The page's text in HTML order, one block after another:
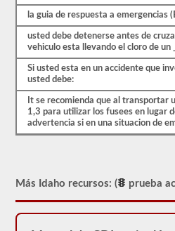
aprobación
HazMat.
Nuestra
prueba
se
utilizado
desde
1999
para
HazMat.
la guia de respuesta a emergencias
usted debe detenerse antes de
vehiculo esta llevando el cloro de un
Si usted esta en un accidente que
usted debe:
It se recomienda que al transportar
1,3 para utilizar los fusees en lugar
advertencia si en una situacion de
Más Idaho recursos: ( prueba